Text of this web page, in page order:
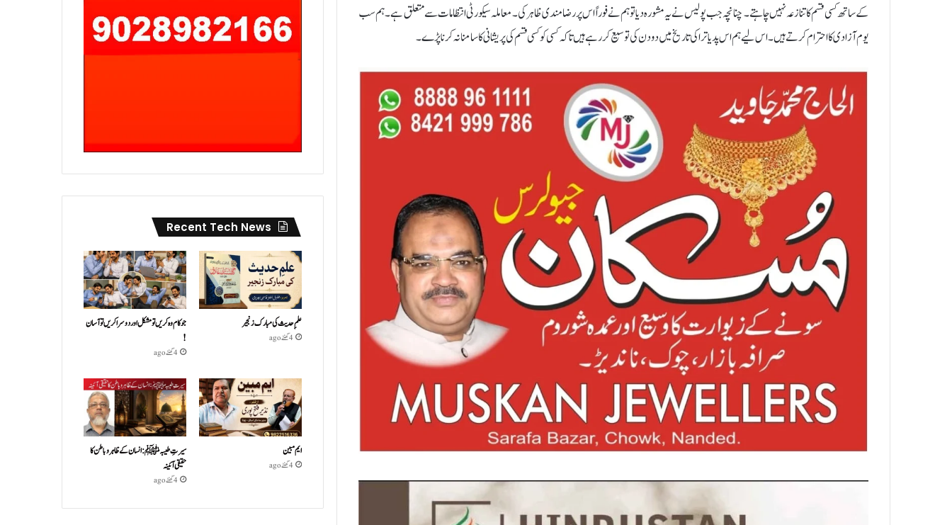
کے ساتھ کسی قسم کا تنازعہ نہیں چاہتے۔ چنانچہ جب پولیس نے یہ مشورہ دیا تو ہم نے فوراً اس پر رضامندی ظاہر کی۔ معاملہ سیکورٹی انتظامات سے متعلق ہے۔ ہم سب
یوم آزادی کا احترام کرتے ہیں۔ اس لیے ہم اس پد یاترا کی تاریخ میں دو دن کی توسیع کر رہے ہیں تاکہ کسی کو کسی قسم کی پریشانی کا سامنا نہ کرنا پڑے۔
Recent Tech News
علمِ حدیث کی مبارک زنجیر
4 گھنٹے ago
جو کام وہ کریں تو مشکل اور دوسرا کریں تو آسان
!
4 گھنٹے ago
ایم مبین
4 گھنٹے ago
سیرتِ طیبہﷺ: انسان کے ظاہر و باطن کا
حقیقی آئینہ
4 گھنٹے ago